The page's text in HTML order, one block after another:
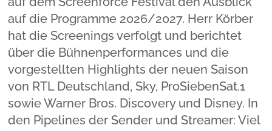
auf die Programme 2026/2027. Herr Körber
hat die Screenings verfolgt und berichtet
über die Bühnenperformances und die
vorgestellten Highlights der neuen Saison
von RTL Deutschland, Sky, ProSiebenSat.1
sowie Warner Bros. Discovery und Disney. In
den Pipelines der Sender und Streamer: Viel